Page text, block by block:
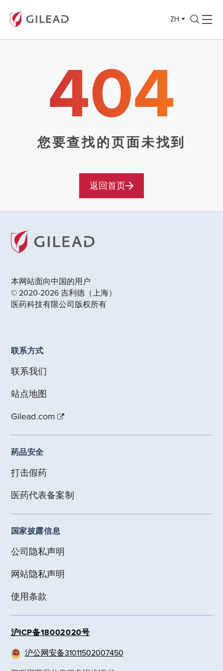
ZH
404
您要查找的页面未找到
返回首页
本网站面向中国的用户
© 2020-2026 吉利德（上海）
医药科技有限公司版权所有
联系方式
联系我们
站点地图
Gilead.com
药品安全
打击假药
医药代表备案制
国家披露信息
公司隐私声明
网站隐私声明
使用条款
沪ICP备18002020号
沪公网安备31011502007450